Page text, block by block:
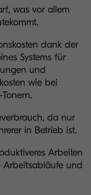
was vor allem
dank der
Systems für
und
wie bei
da nur
in Betrieb ist.
Arbeiten
Arbeitsabläufe und